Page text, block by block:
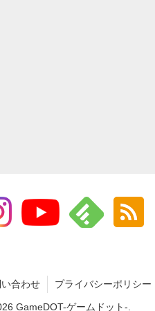
合わせ プライバシーポリシー
GameDOT-ゲームドット-.